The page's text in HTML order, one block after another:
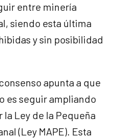
entre minería
siendo esta última
y sin posibilidad
apunta a que
es seguir ampliando
la Ley de la Pequeña
(Ley MAPE). Esta